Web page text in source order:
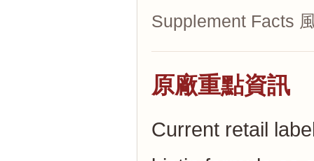
Supplement Facts
原廠重點資訊
Current retail